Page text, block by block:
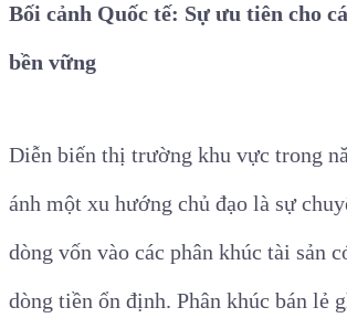
Bối cảnh Quốc tế: Sự ưu tiên cho
bền vững
Diễn biến thị trường khu vực trong
ánh một xu hướng chủ đạo là sự
dòng vốn vào các phân khúc tài sản
dòng tiền ổn định. Phân khúc bán lẻ